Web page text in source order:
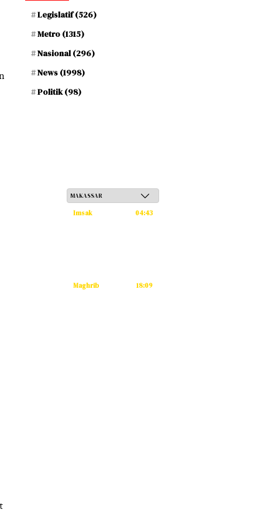
Legislatif(526)
Metro (1315)
Nasional(296)
News (1998)
Politik(98)
Imsak 04:43
Maghrib 18:09